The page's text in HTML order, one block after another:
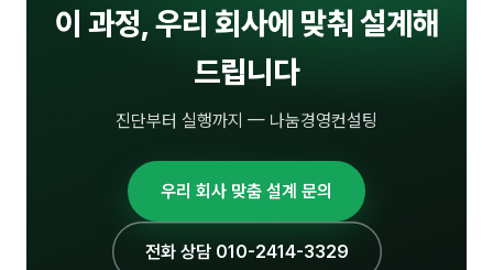
트렌드 리포트
이 과정, 우리 회사에 맞춰 설계해
드립니다
진단부터 실행까지 — 나눔경영컨설팅
우리 회사 맞춤 설계 문의
전화 상담 010-2414-3329